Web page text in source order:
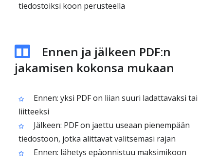
tiedostoiksi koon perusteella
Ennen ja jälkeen PDF:n
jakamisen kokonsa mukaan
Ennen: yksi PDF on liian suuri ladattavaksi tai
liitteeksi
Jälkeen: PDF on jaettu useaan pienempään
tiedostoon, jotka alittavat valitsemasi rajan
Ennen: lähetys epäonnistuu maksimikoon